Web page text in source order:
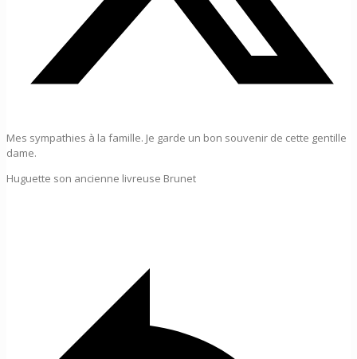
Mes sympathies à la famille. Je garde un bon souvenir de cette gentille
dame.
Huguette son ancienne livreuse Brunet